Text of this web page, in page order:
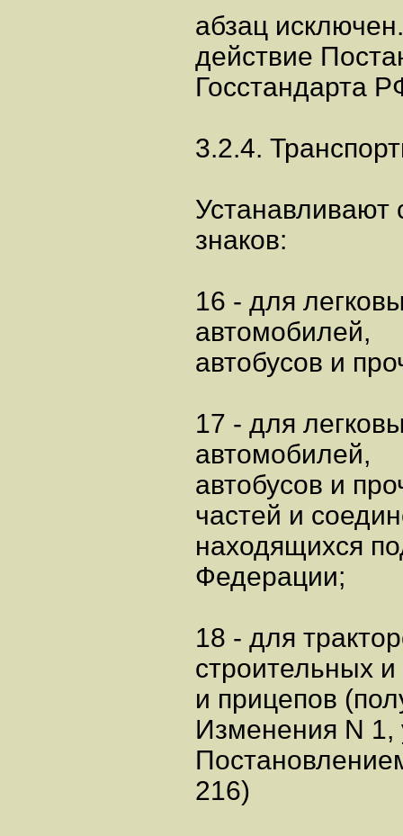
абзац
действие
Госстандарта
3.2.4.
знаков:
16 - для
автомобилей,
автобусов и
17 - для
автомобилей,
автобусов и
частей и
находящихся
Федерации;
18 - для
строительных
и прицепов
Изменения N 1,
216)